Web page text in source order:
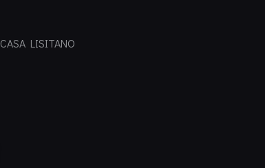
CASA LISITANO